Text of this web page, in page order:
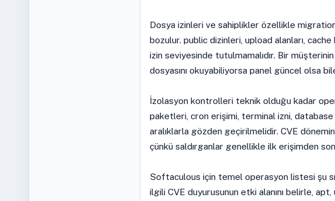
Dosya izinleri ve sahiplikler özellikle
bozulur. public dizinleri, upload alanları,
izin seviyesinde tutulmamalıdır. Bir
dosyasını okuyabiliyorsa panel güncel olsa
İzolasyon kontrolleri teknik olduğu kadar
paketleri, cron erişimi, terminal izni,
aralıklarla gözden geçirilmelidir. CVE
çünkü saldırganlar genellikle ilk erişimden
Softaculous için temel operasyon listesi şu
ilgili CVE duyurusunun etki alanını belirle,